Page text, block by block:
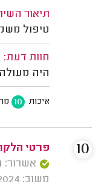
תיאור
טיפול
חוות דעת:
היה
איכות 10
פרטי
אשרור: 12/11/2024
משוב: 14/08/2024
10